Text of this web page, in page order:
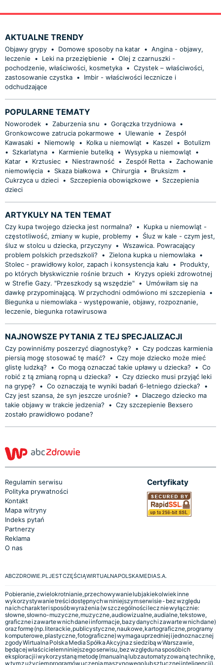
AKTUALNE TRENDY
Objawy grypy • Domowe sposoby na katar • Angina - objawy,
leczenie
• Leki na przeziębienie • Olej z czarnuszki -
pochodzenie, właściwości, kosmetyka • Czystek – właściwości,
zastosowanie czystka •
Imbir - właściwości lecznicze i
odchudzające
POPULARNE TEMATY
Noworodek • Zaburzenia snu • Gorączka trzydniowa •
Gronkowcowe zatrucia pokarmowe
• Ulewanie • Zespół
Kawasaki • Niemowlę • Kolka u niemowląt • Kaszel •
Botulizm
•
Szkarlatyna • Karmienie butelką • Wysypka u niemowląt
•
Katar • Krztusiec • Niestrawność • Zespół Retta • Zachowanie
niemowlęcia • Skaza białkowa • Chirurgia • Bruksizm •
Cukrzyca u dzieci • Szczepienia obowiązkowe •
Szczepienia
dzieci
ARTYKUŁY NA TEN TEMAT
Czy kupa twojego dziecka jest normalna? •
Kupka u niemowląt -
częstotliwość, zmiany w kupie, problemy •
Śluz w kale - czym jest,
śluz w stolcu u dziecka, przyczyny • Wszawica. Powracający
problem polskich przedszkoli?
• Zielona kupka u niemowlaka •
Stolec - prawidłowy kolor, zapach i konsystencja kału
•
Produkty,
po których błyskwicznie rośnie brzuch
•
Kryzys opieki zdrowotnej
w Strefie Gazy. "Przeszkody są wszędzie" •
Umówiłam się na
dawkę przypominającą. W przychodni odmówiono mi szczepienia •
Biegunka u niemowlaka - występowanie, objawy, rozpoznanie,
leczenie, biegunka rotawirusowa
NAJNOWSZE PYTANIA Z TEJ SPECJALIZACJI
Czy powinniśmy poszerzyć diagnostykę? • Czy podczas karmienia
piersią mogę stosować tę maść?
• Czy moje dziecko może mieć
glistę ludzką?
• Co mogą oznaczać takie upławy u dziecka? • Co
robić z tą zmianą ropną u dziecka?
• Czy dziecko musi przyjąć leki
na grypę?
• Co oznaczają te wyniki badań 6-letniego dziecka?
•
Czy jest szansa, że syn jeszcze urośnie?
•
Dlaczego dziecko ma
takie objawy w trakcie jedzenia?
• Czy szczepienie Bexsero
zostało prawidłowo podane?
Regulamin serwisu
Polityka prywatności
Kontakt
Mapa witryny
Indeks pytań
Partnerzy
Reklama
O nas
Certyfikaty
ABCZDROWIE.PL JEST CZĘŚCIĄ WIRTUALNA POLSKA MEDIA S.A.
Pobieranie, zwielokrotnianie, przechowywanie lub jakiekolwiek inne
wykorzystywanie treści dostępnych w niniejszym serwisie - bez względu
na ich charakter i sposób wyrażenia (w szczególności lecz nie wyłącznie:
słowne, słowno-muzyczne, muzyczne, audiowizualne, audialne, tekstowe,
graficzne i zawarte w nich dane i informacje, bazy danych i zawarte w nich dane)
oraz formę (np. literackie, publicystyczne, naukowe, kartograficzne, programy
komputerowe, plastyczne, fotograficzne) wymaga uprzedniej i jednoznacznej
zgody Wirtualna Polska Media Spółka Akcyjna z siedzibą w Warszawie,
będącej właścicielem niniejszego serwisu, bez względu na sposób ich
eksploracji i wykorzystaną metodę (manualną lub zautomatyzowaną technikę,
w tym z użyciem programów uczenia maszynowego lub sztucznej inteligencji).